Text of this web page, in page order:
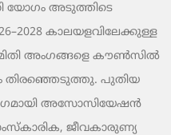
അടുത്തിടെ
കാലയളവിലേക്കുള്ള
അംഗങ്ങളെ കൗൺസിൽ
തിരഞ്ഞെടുത്തു. പുതിയ
അസോസിയേഷൻ
ജീവകാരുണ്യ